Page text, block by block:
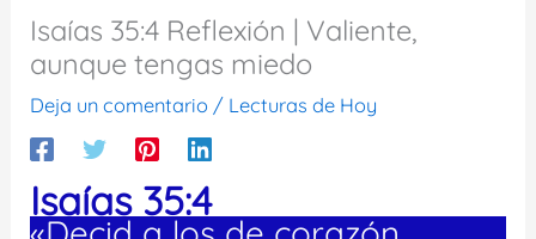
Isaías 35:4 Reflexión | Valiente,
aunque tengas miedo
Deja un comentario / Lecturas de Hoy
Isaías 35:4